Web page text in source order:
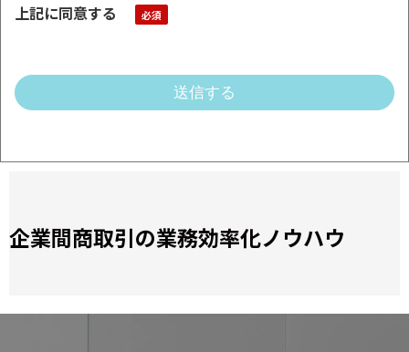
上記に同意する
企業間商取引の業務効率化ノウハウ